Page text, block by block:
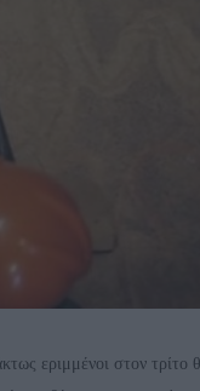
εριμμένοι στον